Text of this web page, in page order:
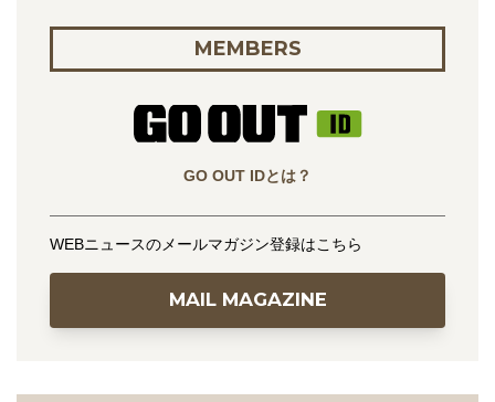
MEMBERS
GO OUT IDとは？
WEBニュースのメールマガジン登録はこちら
MAIL MAGAZINE